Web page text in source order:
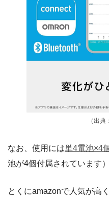
（出典
なお、使用には単4電池×4
池が4個付属されています）
とくにamazonで人気が高